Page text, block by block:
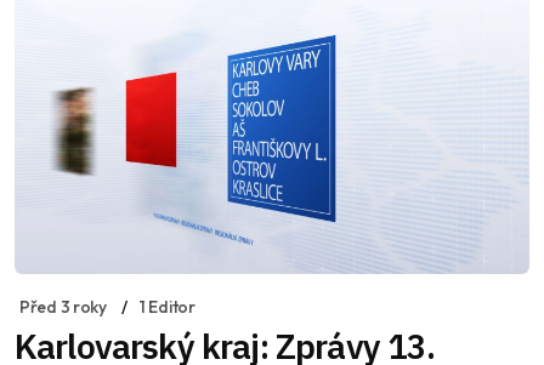
Před 3 roky 1 Editor
Karlovarský kraj: Zprávy 13.